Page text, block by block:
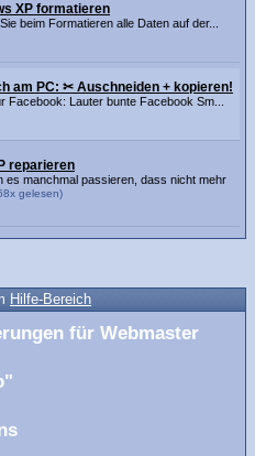
XP formatieren
beim Formatieren alle Daten auf der...
am PC: ✂ Auschneiden + kopieren!
Facebook: Lauter bunte Facebook Sm...
reparieren
es manchmal passieren, dass nicht mehr
gelesen)
Hilfe-Bereich
für Webmaster